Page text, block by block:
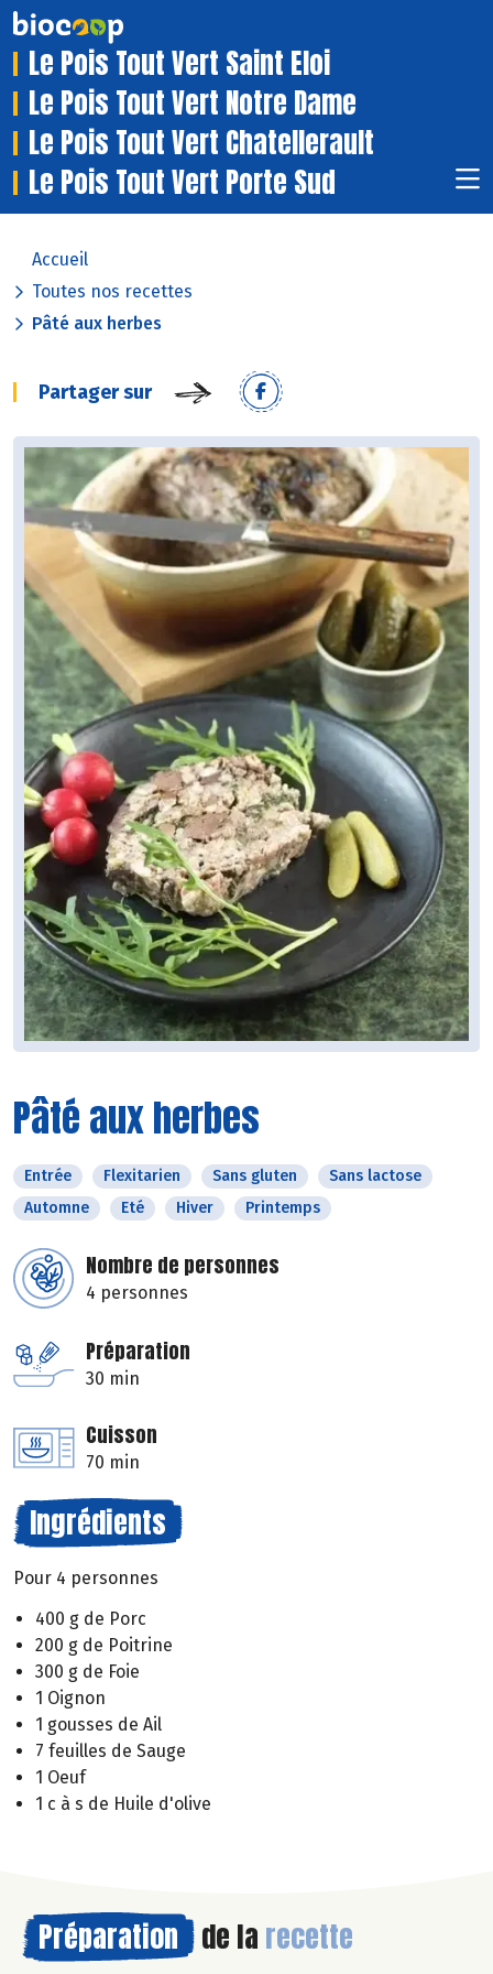
Le Pois Tout Vert Saint Eloi
Le Pois Tout Vert Notre Dame
Le Pois Tout Vert Chatellerault
Le Pois Tout Vert Porte Sud
Accueil
Toutes nos recettes
Pâté aux herbes
Partager sur
Pâté aux herbes
Entrée Flexitarien Sans gluten
Sans lactose
Automne
Eté Hiver Printemps
Nombre de personnes
4 personnes
Préparation
30 min
Cuisson
70 min
Ingrédients
Pour 4 personnes
400 g de Porc
200 g de Poitrine
300 g de Foie
1 Oignon
1 gousses de Ail
7 feuilles de Sauge
1 Oeuf
1 c à s de Huile d'olive
Préparation de la recette